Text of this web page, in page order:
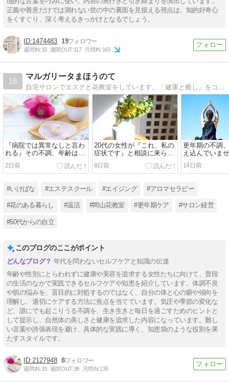
正義や善意だけでは測れない世の中の裏面を見据える視点は、知的好奇心
をくすぐり、深く考えるきっかけとなるでしょう。
1474483 19
週間IN:33 週間OUT:117 月間IN:165
16
マルガリータまほうのて
自宅サロンでエステと花教室をしています。「健康と癒し」をコンセプトに心も体も大事にするライフスタイルの提案。
『病院では異常なしと言わ
れる』その不調、年齢は関
係ありません。
2日前
20代の女性が『これ、私の
症状です』と相談に来られ
た理由
8日前
更年期の不調
え込んでいま
14日前
#いけばな #エステスクール #エイジング #アロマセラピー
#花のある暮らし #温活 #岡山花教室 #更年期ケア #サロン経営
#50代からの自立
このブログのここがポイント
年代を問わないセルフケアと知識の伝達
年齢や性別にとらわれずに健康や美容を追求する女性たちに向けて、普段
の生活のなかで実践できるセルフケアや知恵を紹介しています。体調不良
や肌の悩みを、盲目的に対処するのではなく、自分の体と心の癖や傾向を
理解し、適切にケアする方法に焦点を当てています。気圧や季節の変化な
ど、誰にでも起こりうる不調を、生き生きと毎日を過ごすためのヒントと
して提示し、自然体の美しさと健康を追求した内容になっています。難し
い言葉や誇張表現を避け、具体的な実践に導く、知恵袋のような役割を果
たすスタイルです。
2127948 8
週間IN:33 週間OUT:38 月間IN:135